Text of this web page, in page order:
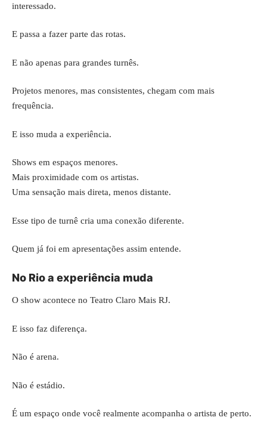
interessado.
E passa a fazer parte das rotas.
E não apenas para grandes turnês.
Projetos menores, mas consistentes, chegam com mais
frequência.
E isso muda a experiência.
Shows em espaços menores.
Mais proximidade com os artistas.
Uma sensação mais direta, menos distante.
Esse tipo de turnê cria uma conexão diferente.
Quem já foi em apresentações assim entende.
No Rio a experiência muda
O show acontece no Teatro Claro Mais RJ.
E isso faz diferença.
Não é arena.
Não é estádio.
É um espaço onde você realmente acompanha o artista de perto.